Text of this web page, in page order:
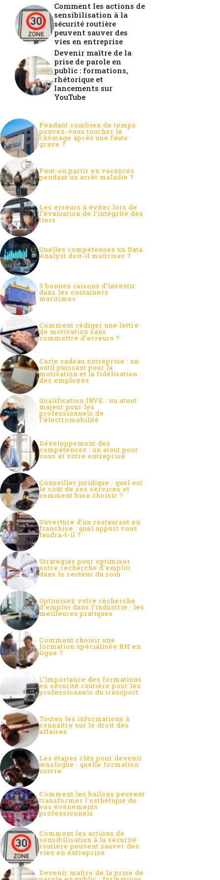
Comment les actions de
sensibilisation à la
sécurité routière
peuvent sauver des
vies en entreprise
Devenir maître de la
prise de parole en
public : formations,
rhétorique et
lancements sur
YouTube
Pendant combien de temps
pouvez-vous toucher le
chômage après une faute
grave ?
Peut-on partir en vacances
pendant un arrêt maladie ?
Les erreurs à éviter lors de
l’évaluation de l’intégrité des
tiers
Quelles compétences un Data
Analyst doit-il maîtriser ?
3 bonnes raisons d’investir
dans les containers
maritimes
Comment rédiger une lettre
de motivation sans
commettre d’erreurs ?
Carte cadeau entreprise : un
outil puissant pour la
motivation et la fidélisation
des employés
Qualification IRVE : un atout
majeur pour les
professionnels de
l’électromobilité
Développement des
compétences : un atout pour
vous et votre entreprise
Conseiller juridique : quel est
le coût de ses services et
comment bien choisir ?
Ouverture d’un restaurant en
franchise : quel apport vous
faudra-t-il ?
Stratégies pour optimiser
votre recherche d’emploi
dans le secteur du soin
Optimisez votre recherche
d’emploi dans l’industrie : les
meilleures pratiques
Comment choisir une
formation spécialisée RH en
ligne ?
L’importance des formations
en sécurité routière pour les
professionnels du transport
Toutes les informations à
connaître sur le droit des
affaires
Les étapes clés pour devenir
œnologue : quelle formation
suivre
Comment les ballons peuvent
transformer l’esthétique de
vos événements
professionnels
Comment les actions de
sensibilisation à la sécurité
routière peuvent sauver des
vies en entreprise
Devenir maître de la prise de